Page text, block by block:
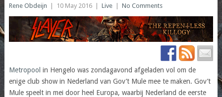
Rene Obdeijn 10 May 2016 Live No Comments
Metropool in Hengelo was zondagavond afgeladen vol om de
enige club show in Nederland van Gov’t Mule mee te maken. Gov’t
Mule speelt in mei door heel Europa, waarbij Nederland de eerste